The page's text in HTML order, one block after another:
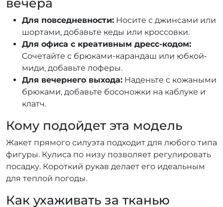
вечера
Для повседневности: Носите с джинсами или
шортами, добавьте кеды или кроссовки.
Для офиса с креативным дресс-кодом:
Сочетайте с брюками-карандаш или юбкой-
миди, добавьте лоферы.
Для вечернего выхода: Наденьте с кожаными
брюками, добавьте босоножки на каблуке и
клатч.
Кому подойдет эта модель
Жакет прямого силуэта подходит для любого типа
фигуры. Кулиса по низу позволяет регулировать
посадку. Короткий рукав делает его идеальным
для теплой погоды.
Как ухаживать за тканью